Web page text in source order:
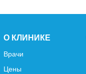
О КЛИНИКЕ
Врачи
Цены